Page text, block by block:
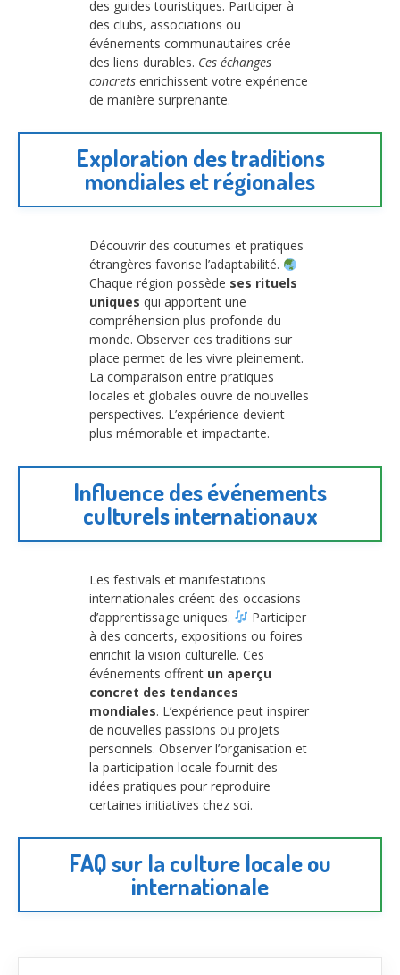
des guides touristiques. Participer à
des clubs, associations ou
événements communautaires crée
des liens durables. Ces échanges
concrets enrichissent votre expérience
de manière surprenante.
Exploration des traditions
mondiales et régionales
Découvrir des coutumes et pratiques
étrangères favorise l’adaptabilité.
Chaque région possède ses rituels
uniques qui apportent une
compréhension plus profonde du
monde. Observer ces traditions sur
place permet de les vivre pleinement.
La comparaison entre pratiques
locales et globales ouvre de nouvelles
perspectives. L’expérience devient
plus mémorable et impactante.
Influence des événements
culturels internationaux
Les festivals et manifestations
internationales créent des occasions
d’apprentissage uniques.
Participer
à des concerts, expositions ou foires
enrichit la vision culturelle. Ces
événements offrent un aperçu
concret des tendances
mondiales. L’expérience peut inspirer
de nouvelles passions ou projets
personnels. Observer l’organisation et
la participation locale fournit des
idées pratiques pour reproduire
certaines initiatives chez soi.
FAQ sur la culture locale ou
internationale